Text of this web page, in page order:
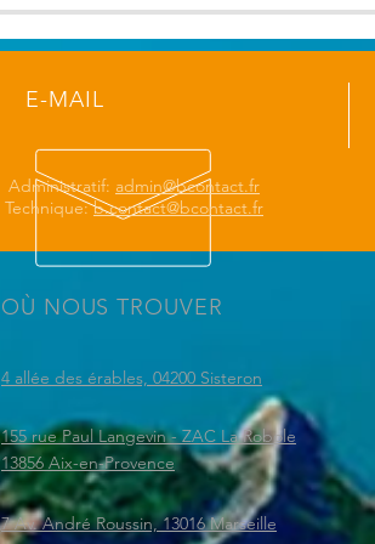
E-MAIL
Administratif: admin@bcontact.fr
Technique:b.contact@bcontact.fr
OÙ NOUS TROUVER
4 allée des érables, 04200 Sisteron
155 rue Paul Langevin - ZAC La Robole
13856 Aix-en-Provence
7 Av. André Roussin, 13016 Marseille